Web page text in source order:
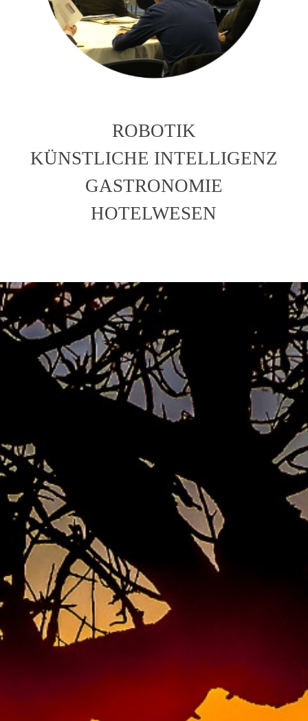
ROBOTIK
KÜNSTLICHE INTELLIGENZ
GASTRONOMIE
HOTELWESEN